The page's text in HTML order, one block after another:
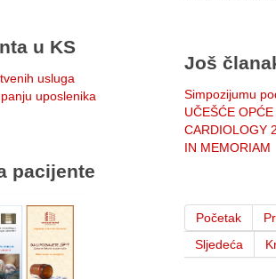
Još
Simpozijumu
UČEŠĆE
CARDIOLOGY
IN MEMORIAM
Početak
Sljedeća
u KS
usluga
uposlenika
pacijente